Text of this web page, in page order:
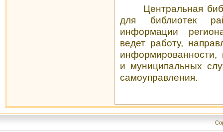
Центральная
для библиотек
информации
ведет работу,
информированности,
и муниципальных
самоуправления.